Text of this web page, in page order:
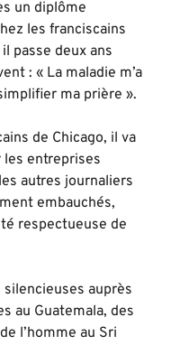
un diplôme
les franciscains
passe deux ans
: « La maladie m’a
ma prière ».
de Chicago, il va
entreprises
autres journaliers
embauchés,
respectueuse de
auprès
au Guatemala, des
l’homme au Sri